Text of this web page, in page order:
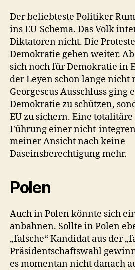
Der beliebteste Politiker
ins EU-Schema. Das Volk
Diktatoren nicht. Die
Demokratie gehen weiter.
sich noch für Demokratie in
der Leyen schon lange nicht
Georgescus Ausschluss ging
Demokratie zu schützen,
EU zu sichern. Eine
Führung einer nicht-
meiner Ansicht nach keine
Daseinsberechtigung mehr.
Polen
Auch in Polen könnte sich
anbahnen. Sollte in Polen
„falsche“ Kandidat aus der
Präsidentschaftswahl
es momentan nicht danach